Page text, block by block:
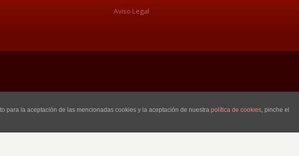
Aviso Legal
para la aceptación de las mencionadas cookies y la aceptación de nuestra política de cookies, pinche el